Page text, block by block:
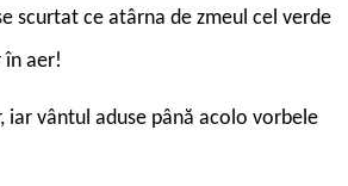
scurtat ce atârna de zmeul cel verde
în aer!
iar vântul aduse până acolo vorbele